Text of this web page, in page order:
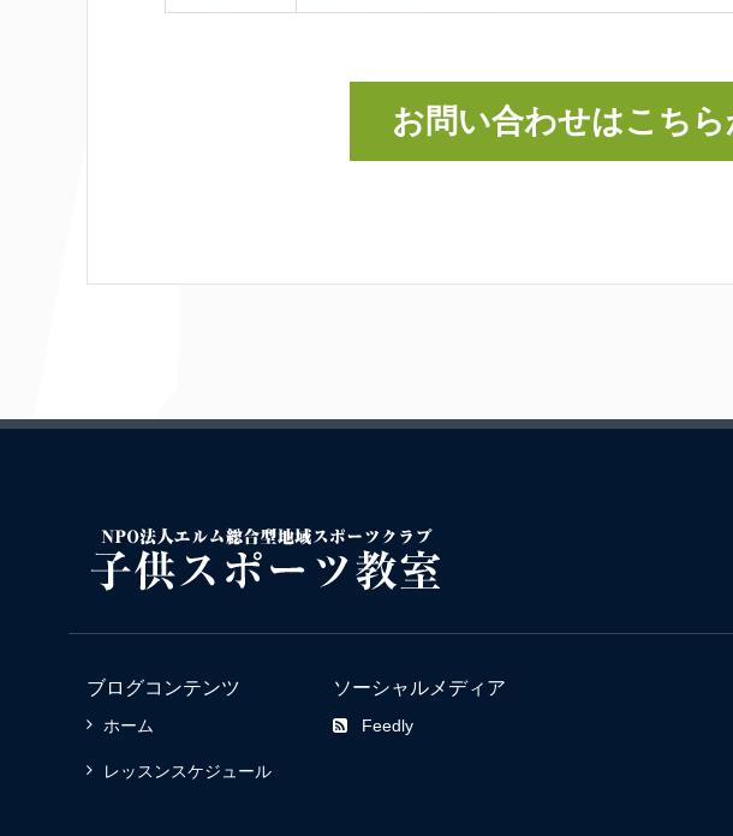
お問い合わせはこちら
ブログコンテンツ
ホーム
レッスンスケジュール
ソーシャルメディア
Feedly